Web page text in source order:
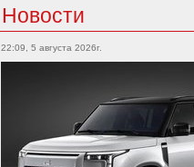
Новости
22:09, 5 августа 2026г.